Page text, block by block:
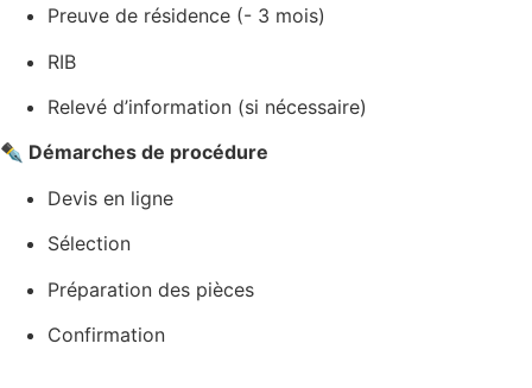
Preuve de résidence (- 3 mois)
RIB
Relevé d’information (si nécessaire)
✒️ Démarches de procédure
Devis en ligne
Sélection
Préparation des pièces
Confirmation